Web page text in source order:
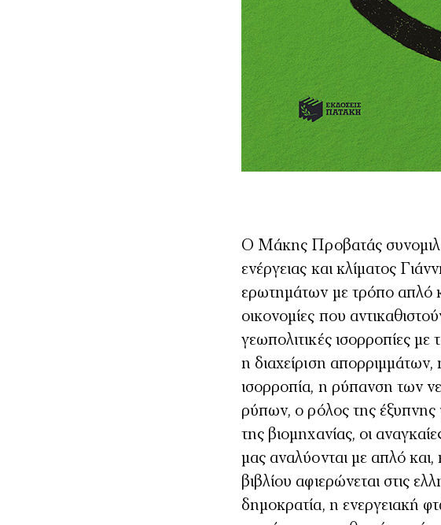
Ο Μάκης Προβατάς
ενέργειας και κλίματος
ερωτημάτων με τρόπο απλό
οικονομίες που
γεωπολιτικές ισορροπίες
η διαχείριση
ισορροπία, η ρύπανση των
ρύπων, ο ρόλος της έξυπνης
της βιομηχανίας, οι
μας αναλύονται με απλό
βιβλίου αφιερώνεται στις
δημοκρατία, η ενεργειακή